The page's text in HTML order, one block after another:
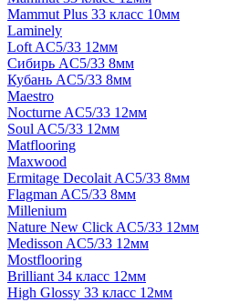
Mammut Plus 33 класс 10мм
Laminely
Loft AC5/33 12мм
Сибирь AC5/33 8мм
Кубань AC5/33 8мм
Maestro
Nocturne AC5/33 12мм
Soul AC5/33 12мм
Matflooring
Maxwood
Ermitage Decolait AC5/33 8мм
Flagman AC5/33 8мм
Millenium
Nature New Click AC5/33 12мм
Medisson AC5/33 12мм
Mostflooring
Brilliant 34 класс 12мм
High Glossy 33 класс 12мм